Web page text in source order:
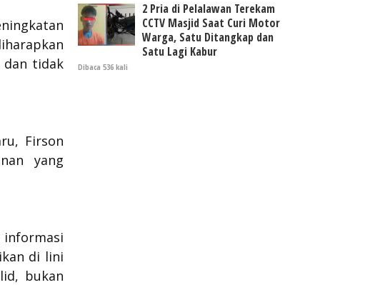
dan tidak
Firson
yang
informasi
di lini
bukan
2 Pria di Pelalawan Terekam
CCTV Masjid Saat Curi Motor
Warga, Satu Ditangkap dan
Satu Lagi Kabur
Dibaca 536 kali